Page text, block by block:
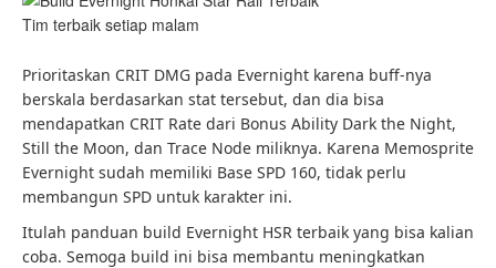
Tim terbaik setiap malam
Prioritaskan CRIT DMG pada Evernight karena buff-nya
berskala berdasarkan stat tersebut, dan dia bisa
mendapatkan CRIT Rate dari Bonus Ability Dark the Night,
Still the Moon, dan Trace Node miliknya. Karena Memosprite
Evernight sudah memiliki Base SPD 160, tidak perlu
membangun SPD untuk karakter ini.
Itulah panduan build Evernight HSR terbaik yang bisa kalian
coba. Semoga build ini bisa membantu meningkatkan